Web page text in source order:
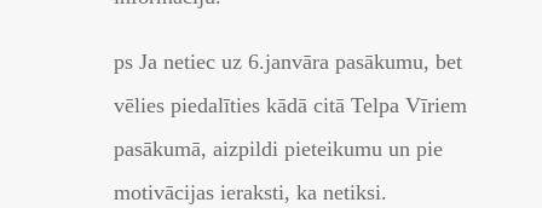
ps Ja netiec uz 6.janvāra pasākumu, bet
vēlies piedalīties kādā citā Telpa Vīriem
pasākumā, aizpildi pieteikumu un pie
motivācijas ieraksti, ka netiksi.